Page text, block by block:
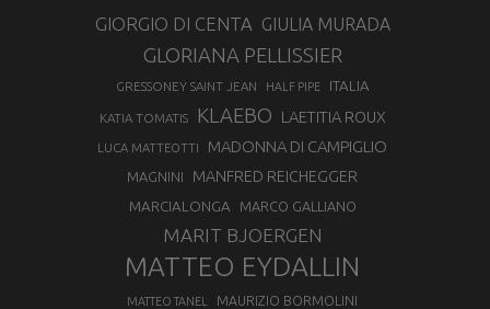
GIORGIO DI CENTA GIULIA MURADA
GLORIANA PELLISSIER
GRESSONEY SAINT JEAN HALF PIPE ITALIA
KATIA TOMATIS KLAEBO LAETITIA ROUX
LUCA MATTEOTTI MADONNA DI CAMPIGLIO
MAGNINI MANFRED REICHEGGER
MARCIALONGA MARCO GALLIANO
MARIT BJOERGEN
MATTEO EYDALLIN
MATTEO TANEL MAURIZIO BORMOLINI